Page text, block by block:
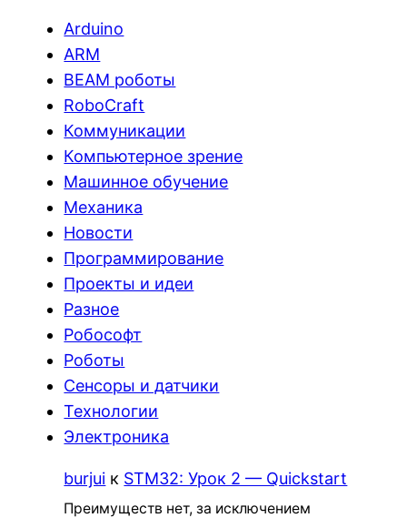
Arduino
ARM
BEAM роботы
RoboCraft
Коммуникации
Компьютерное зрение
Машинное обучение
Механика
Новости
Программирование
Проекты и идеи
Разное
Робософт
Роботы
Сенсоры и датчики
Технологии
Электроника
burjui к STM32: Урок 2 — Quickstart
Преимуществ нет, за исключением